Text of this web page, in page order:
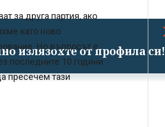
излязохте от профила си!
за друга партия, ако
като ново
Но въпросът е
последните 10 години
пресечем тази